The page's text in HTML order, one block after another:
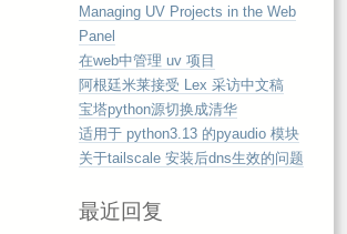
Managing UV Projects in the Web
Panel
在web中管理 uv 项目
阿根廷米莱接受 Lex 采访中文稿
宝塔python源切换成清华
适用于 python3.13 的pyaudio 模块
关于tailscale 安装后dns生效的问题
最近回复